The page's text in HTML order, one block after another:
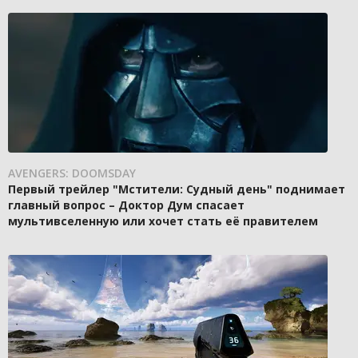
AVENGERS: DOOMSDAY
Первый трейлер "Мстители: Судный день" поднимает
главный вопрос – Доктор Дум спасает
мультивселенную или хочет стать её правителем